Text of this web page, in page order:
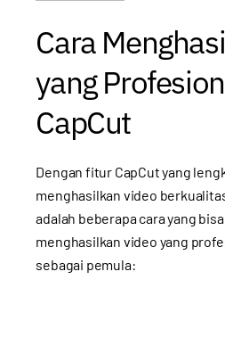
Cara
yang
CapCut
Dengan fitur CapCut yang
menghasilkan video
adalah beberapa cara yang
menghasilkan video yang
sebagai pemula: